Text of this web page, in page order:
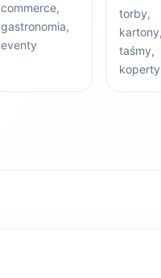
commerce,
gastronomia,
eventy
torby,
kartony,
taśmy,